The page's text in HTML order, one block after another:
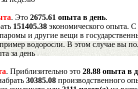
. Это 2675.61 опыта в день.
151405.38 экономического опыта. С
и другие вещи в
водоросли. В этом случае вы
за день
. Приблизительно это 28.88 опыта в
30385.08 производственного